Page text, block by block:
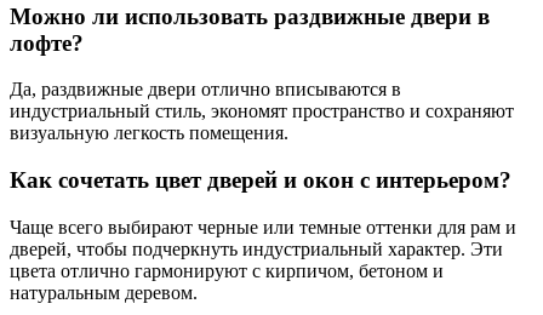
Можно ли использовать раздвижные двери в
лофте?
Да, раздвижные двери отлично вписываются в
индустриальный стиль, экономят пространство и сохраняют
визуальную легкость помещения.
Как сочетать цвет дверей и окон с интерьером?
Чаще всего выбирают черные или темные оттенки для рам и
дверей, чтобы подчеркнуть индустриальный характер. Эти
цвета отлично гармонируют с кирпичом, бетоном и
натуральным деревом.